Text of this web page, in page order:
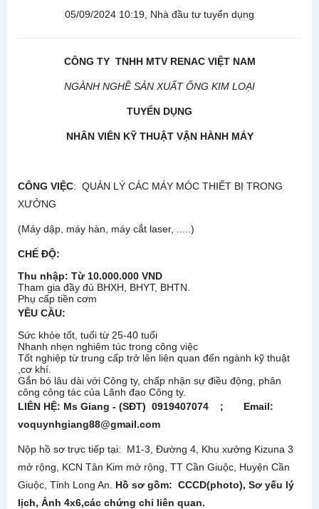
05/09/2024 10:19, Nhà đầu tư tuyển dụng
CÔNG TY TNHH MTV RENAC VIỆT NAM
NGÀNH NGHỀ SẢN XUẤT ỐNG KIM LOẠI
TUYỂN DỤNG
NHÂN VIÊN KỸ THUẬT VẬN HÀNH MÁY
CÔNG VIỆC: QUẢN LÝ CÁC MÁY MÓC THIẾT BỊ TRONG
XƯỞNG
(Máy dập, máy hàn, máy cắt laser, .....)
CHẾ ĐỘ:
Thu nhập: Từ 10.000.000 VND
Tham gia đầy đủ BHXH, BHYT, BHTN.
Phụ cấp tiền cơm
YÊU CẦU:
Sức khỏe tốt, tuổi từ 25-40 tuổi
Nhanh nhẹn nghiêm túc trong công việc
Tốt nghiệp từ trung cấp trở lên liên quan đến ngành kỹ thuật
,cơ khí.
Gắn bó lâu dài với Công ty, chấp nhận sự điều động, phân
công công tác của Lãnh đạo Công ty.
LIÊN HỆ: Ms Giang - (SĐT) 0919407074 ; Email:
voquynhgiang88@gmail.com
Nộp hồ sơ trực tiếp tại: M1-3, Đường 4, Khu xưởng Kizuna 3
mở rộng, KCN Tân Kim mở rộng, TT Cần Giuộc, Huyện Cần
Giuộc, Tỉnh Long An. Hồ sơ gồm: CCCD(photo), Sơ yếu lý
lịch, Ảnh 4x6,các chứng chỉ liên quan.